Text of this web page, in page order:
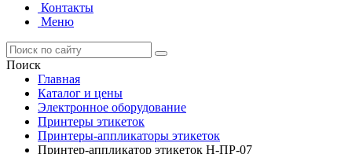
Контакты
Меню
Поиск
Главная
Каталог и цены
Электронное оборудование
Принтеры этикеток
Принтеры-аппликаторы этикеток
Принтер-аппликатор этикеток Н-ПР-07